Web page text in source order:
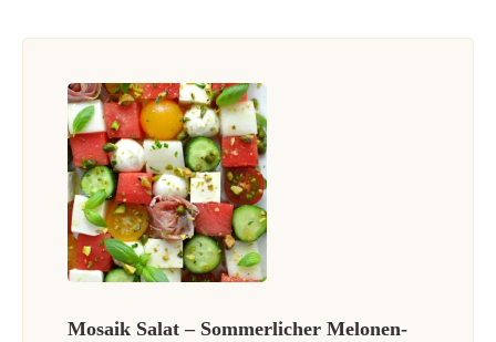
Mosaik Salat – Sommerlicher Melonen-